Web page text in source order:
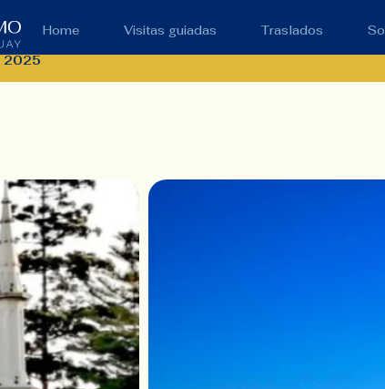
Home Visitas guiadas Traslados
2025